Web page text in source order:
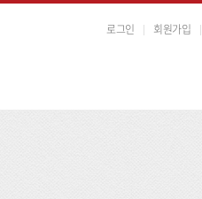
로그인 회원가입